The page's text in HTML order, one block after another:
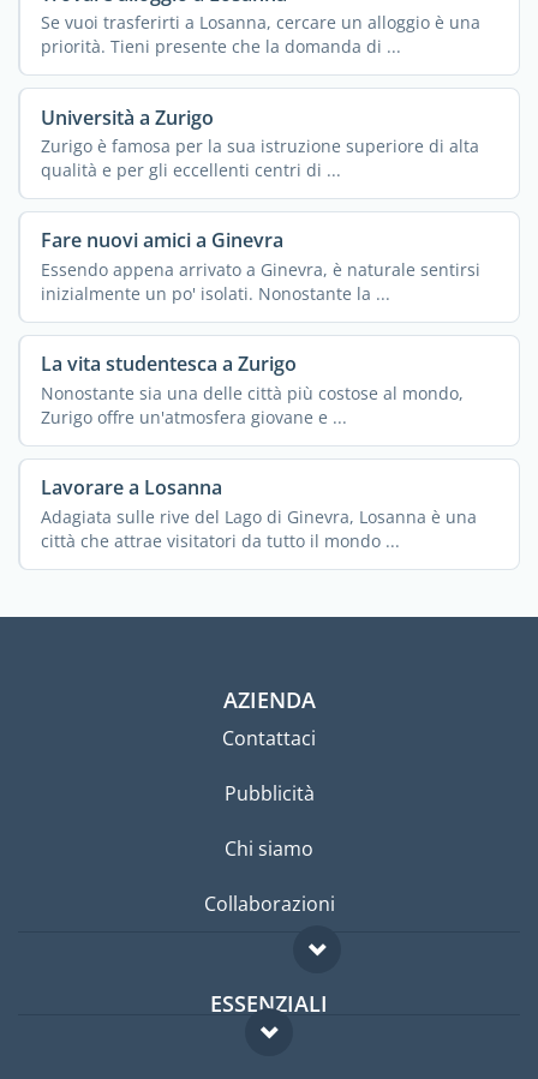
Se vuoi trasferirti a Losanna, cercare un alloggio è una
priorità. Tieni presente che la domanda di ...
Università a Zurigo
Zurigo è famosa per la sua istruzione superiore di alta
qualità e per gli eccellenti centri di ...
Fare nuovi amici a Ginevra
Essendo appena arrivato a Ginevra, è naturale sentirsi
inizialmente un po' isolati. Nonostante la ...
La vita studentesca a Zurigo
Nonostante sia una delle città più costose al mondo,
Zurigo offre un'atmosfera giovane e ...
Lavorare a Losanna
Adagiata sulle rive del Lago di Ginevra, Losanna è una
città che attrae visitatori da tutto il mondo ...
AZIENDA
Contattaci
Pubblicità
Chi siamo
Collaborazioni
ESSENZIALI
Forum per expat